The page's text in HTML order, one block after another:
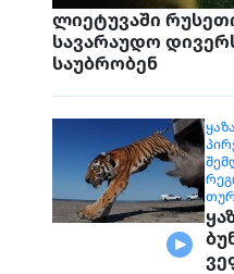
ლიეტუვაში
სავარაუდო
საუბრობენ